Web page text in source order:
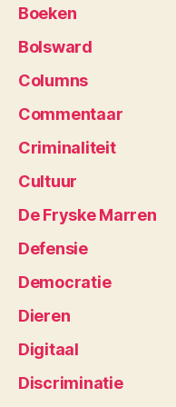
Boeken
Bolsward
Columns
Commentaar
Criminaliteit
Cultuur
De Fryske Marren
Defensie
Democratie
Dieren
Digitaal
Discriminatie